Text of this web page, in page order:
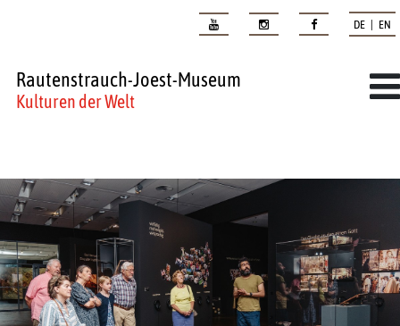
DE | EN
Rautenstrauch-Joest-Museum
Kulturen der Welt